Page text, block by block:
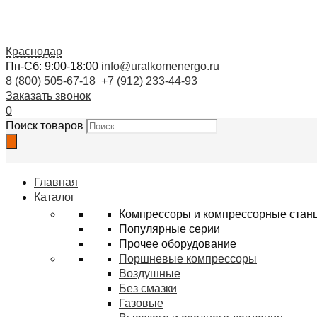
Краснодар
Пн-Сб: 9:00-18:00 info@uralkomenergo.ru
8 (800) 505-67-18 +7 (912) 233-44-93
Заказать звонок
0
Поиск товаров
Главная
Каталог
Компрессоры и компрессорные
Популярные серии
Прочее оборудование
Поршневые компрессоры
Воздушные
Без смазки
Газовые